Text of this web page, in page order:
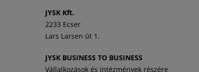
JYSK Kft.
2233 Ecser
Lars Larsen út 1.
JYSK BUSINESS TO BUSINESS
Vállalkozások és intézmények részére